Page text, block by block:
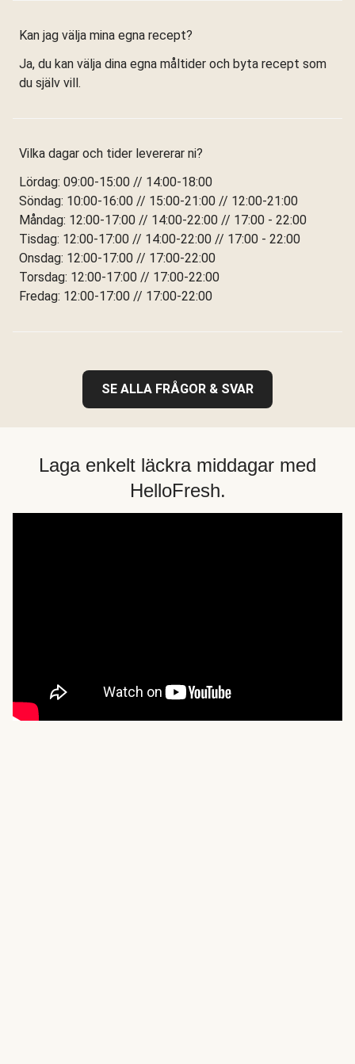
Kan jag välja mina egna recept?
Ja, du kan välja dina egna måltider och byta recept som
du själv vill.
Vilka dagar och tider levererar ni?
Lördag: 09:00-15:00 // 14:00-18:00
Söndag: 10:00-16:00 // 15:00-21:00 // 12:00-21:00
Måndag: 12:00-17:00 // 14:00-22:00 // 17:00 - 22:00
Tisdag: 12:00-17:00 // 14:00-22:00 // 17:00 - 22:00
Onsdag: 12:00-17:00 // 17:00-22:00
Torsdag: 12:00-17:00 // 17:00-22:00
Fredag: 12:00-17:00 // 17:00-22:00
SE ALLA FRÅGOR & SVAR
Laga enkelt läckra middagar med
HelloFresh.